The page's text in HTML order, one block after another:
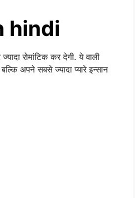
hindi
रोमांटिक कर देगी. ये वाली
अपने सबसे ज्यादा प्यारे इन्सान